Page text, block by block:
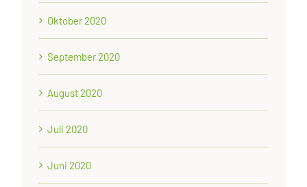
Oktober 2020
September 2020
August 2020
Juli 2020
Juni 2020